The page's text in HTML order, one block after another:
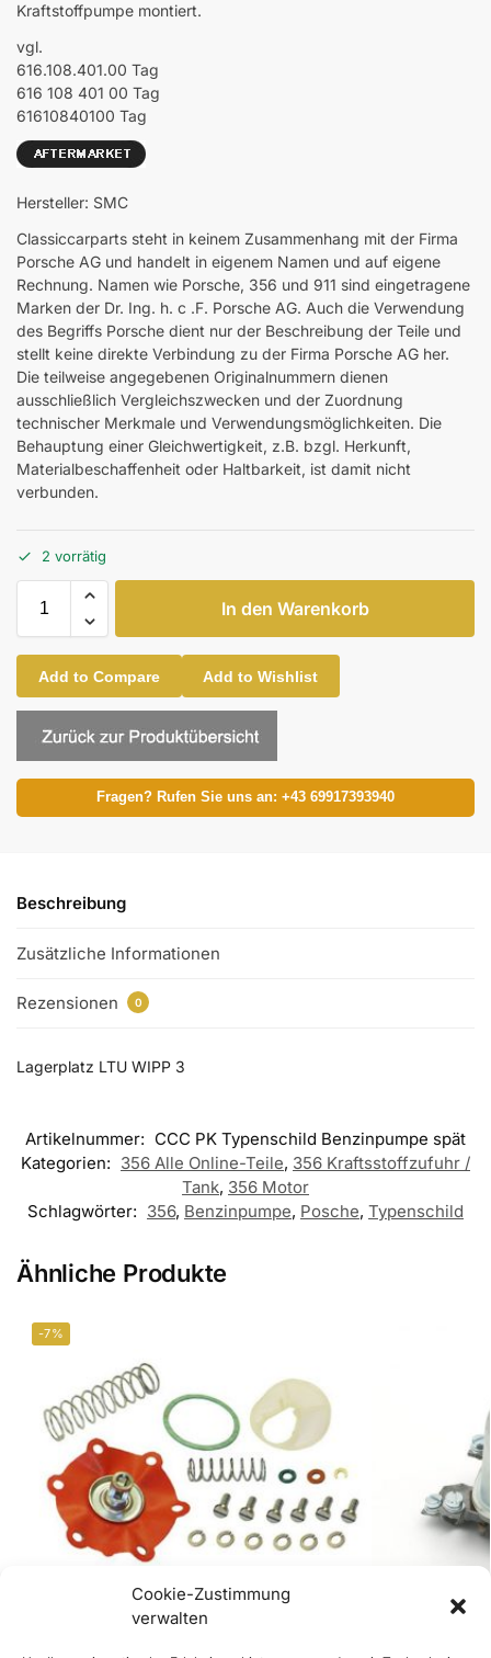
Cookie-Zustimmung
verwalten
Kraftstoffpumpe montiert.
vgl.
616.108.401.00 Tag
616 108 401 00 Tag
61610840100 Tag
Hersteller: SMC
Classiccarparts steht in keinem Zusammenhang mit der Firma
Porsche AG und handelt in eigenem Namen und auf eigene
Rechnung. Namen wie Porsche, 356 und 911 sind eingetragene
Marken der Dr. Ing. h. c .F. Porsche AG. Auch die Verwendung
des Begriffs Porsche dient nur der Beschreibung der Teile und
stellt keine direkte Verbindung zu der Firma Porsche AG her.
Die teilweise angegebenen Originalnummern dienen
ausschließlich Vergleichszwecken und der Zuordnung
technischer Merkmale und Verwendungsmöglichkeiten. Die
Behauptung einer Gleichwertigkeit, z.B. bzgl. Herkunft,
Materialbeschaffenheit oder Haltbarkeit, ist damit nicht
verbunden.
2 vorrätig
In den Warenkorb
Add to Compare Add to Wishlist
Fragen? Rufen Sie uns an: +43 69917393940
Beschreibung
Zusätzliche Informationen
Rezensionen 0
Lagerplatz LTU WIPP 3
Artikelnummer: CCC PK Typenschild Benzinpumpe spät
Kategorien: 356 Alle Online-Teile, 356 Kraftsstoffzufuhr /
Tank, 356 Motor
Schlagwörter: 356, Benzinpumpe, Posche, Typenschild
Ähnliche Produkte
-7%